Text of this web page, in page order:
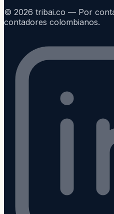
© 2026 tribai.co — Por
contadores colombianos.